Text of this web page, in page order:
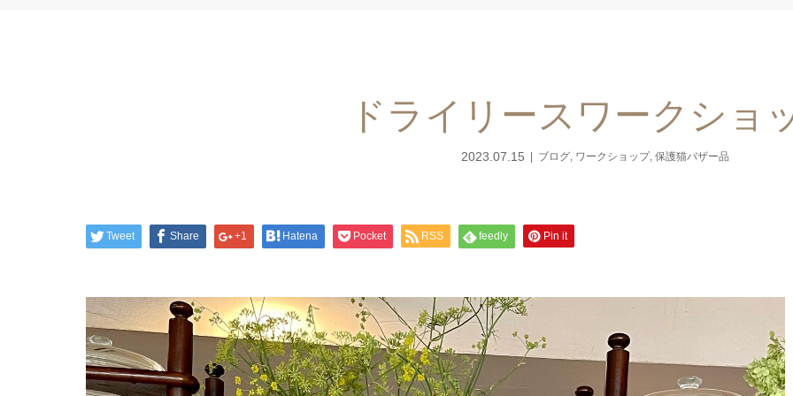
ドライリースワークショ
2023.07.15 ブログ, ワークショップ, 保護猫バザー品
Tweet Share +1 Hatena Pocket RSS feedly Pin it